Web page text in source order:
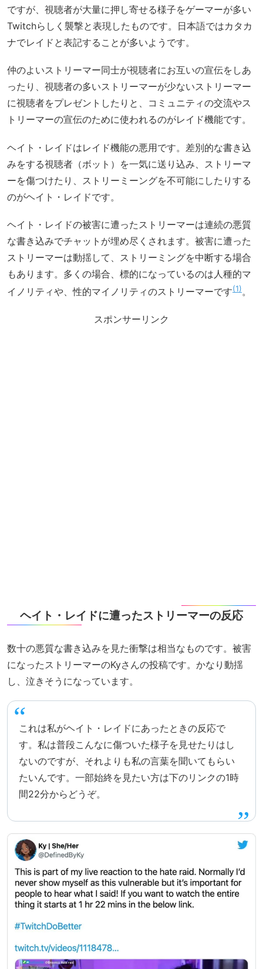
ですが、視聴者が大量に押し寄せる様子をゲーマーが多い
Twitchらしく襲撃と表現したものです。日本語ではカタカ
ナでレイドと表記することが多いようです。
仲のよいストリーマー同士が視聴者にお互いの宣伝をしあ
ったり、視聴者の多いストリーマーが少ないストリーマー
に視聴者をプレゼントしたりと、コミュニティの交流やス
トリーマーの宣伝のために使われるのがレイド機能です。
ヘイト・レイドはレイド機能の悪用です。差別的な書き込
みをする視聴者（ボット）を一気に送り込み、ストリーマ
ーを傷つけたり、ストリーミーングを不可能にしたりする
のがヘイト・レイドです。
ヘイト・レイドの被害に遭ったストリーマーは連続の悪質
な書き込みでチャットが埋め尽くされます。被害に遭った
ストリーマーは動揺して、ストリーミングを中断する場合
もあります。多くの場合、標的になっているのは人種的マ
イノリティや、性的マイノリティのストリーマーです 1 。
スポンサーリンク
ヘイト・レイドに遭ったストリーマーの反応
数十の悪質な書き込みを見た衝撃は相当なものです。被害
になったストリーマーのKyさんの投稿です。かなり動揺
し、泣きそうになっています。
これは私がヘイト・レイドにあったときの反応で
す。私は普段こんなに傷ついた様子を見せたりはし
ないのですが、それよりも私の言葉を聞いてもらい
たいんです。一部始終を見たい方は下のリンクの1時
間22分からどうぞ。